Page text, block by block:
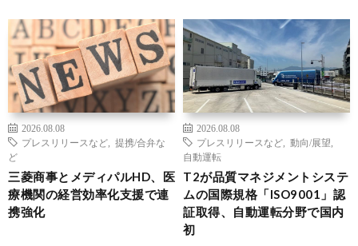
2026.08.08
プレスリリースなど
提携/合弁な
ど
三菱商事とメディパルHD、医
療機関の経営効率化支援で連
携強化
2026.08.08
プレスリリースなど
動向/展望
自動運転
T2が品質マネジメントシステ
ムの国際規格「ISO9001」認
証取得、自動運転分野で国内
初